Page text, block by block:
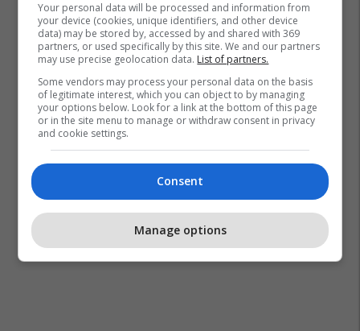
Your personal data will be processed and information from
your device (cookies, unique identifiers, and other device
data) may be stored by, accessed by and shared with 369
partners, or used specifically by this site. We and our partners
may use precise geolocation data. List of partners.
Some vendors may process your personal data on the basis
of legitimate interest, which you can object to by managing
your options below. Look for a link at the bottom of this page
or in the site menu to manage or withdraw consent in privacy
and cookie settings.
Consent
Manage options